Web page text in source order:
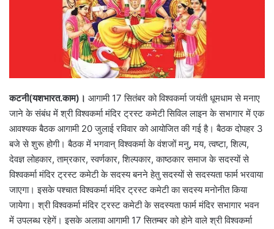
कटनी(यशभारत.काम)। आगामी 17 सितंबर को विश्वकर्मा जयंती धूमधाम से मनाए
जाने के संबंध में श्री विश्वकर्मा मंदिर ट्रस्ट कमेटी सिविल लाइन के सभागार में एक
आवश्यक बैठक आगामी 20 जुलाई रविवार को आयोजित की गई है। बैठक दोपहर 3
बजे से शुरू होगी। बैठक में भगवान् विश्वकर्मा के वंशजों मनु, मय, त्वष्टा, शिल्प,
देवज्ञ लोहकार, ताम्रकार, स्वर्णकार, शिल्पकार, काष्ठकार समाज के सदस्यों से
विश्वकर्मा मंदिर ट्रस्ट कमेटी के सदस्य बनने हेतु सदस्यों से सदस्यता फार्म भरवाया
जाएगा। इसके पश्चात विश्वकर्मा मंदिर ट्रस्ट कमेटी का सदस्य मनोनीत किया
जायेगा। श्री विश्वकर्मा मंदिर ट्रस्ट कमेटी के सदस्यता फार्म मंदिर सभागार भवन
में उपलब्ध रहेगें। इसके अलावा आगामी 17 सितम्बर को होने वाले श्री विश्वकर्मा